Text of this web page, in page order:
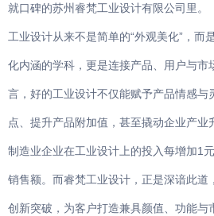
就口碑的苏州睿梵工业设计有限公司里。
工业设计从来不是简单的“外观美化”，而
化内涵的学科，更是连接产品、用户与市
言，好的工业设计不仅能赋予产品情感与
点、提升产品附加值，甚至撬动企业产
制造业企业在工业设计上的投入每增加1
销售额。而睿梵工业设计，正是深谙此道
创新突破，为客户打造兼具颜值、功能与